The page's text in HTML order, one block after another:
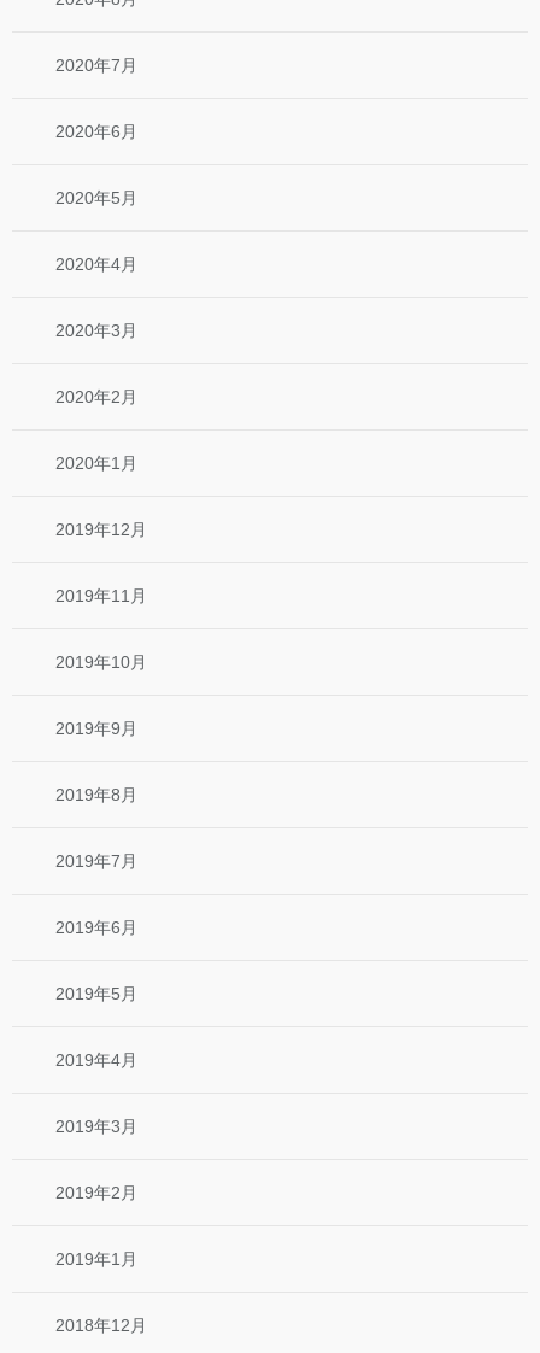
2020年7月
2020年6月
2020年5月
2020年4月
2020年3月
2020年2月
2020年1月
2019年12月
2019年11月
2019年10月
2019年9月
2019年8月
2019年7月
2019年6月
2019年5月
2019年4月
2019年3月
2019年2月
2019年1月
2018年12月